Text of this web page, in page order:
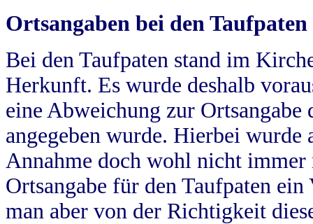
Ortsangaben bei den Taufpaten
Bei den Taufpaten stand im
Herkunft. Es wurde deshalb
eine Abweichung zur
angegeben wurde. Hierbei wurde
Annahme doch wohl nicht
Ortsangabe für den Taufpaten
man aber von der Richtigkeit